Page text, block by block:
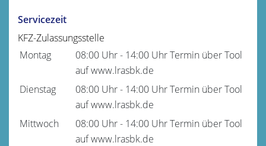
Servicezeit
KFZ-Zulassungsstelle
Montag
08:00 Uhr- 14:00 UhrTermin über Tool
auf www.lrasbk.de
Dienstag
08:00 Uhr- 14:00 UhrTermin über Tool
auf www.lrasbk.de
Mittwoch
08:00 Uhr- 14:00 UhrTermin über Tool
auf www.lrasbk.de